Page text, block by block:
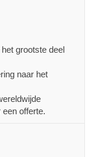
grootste deel
naar het
offerte.